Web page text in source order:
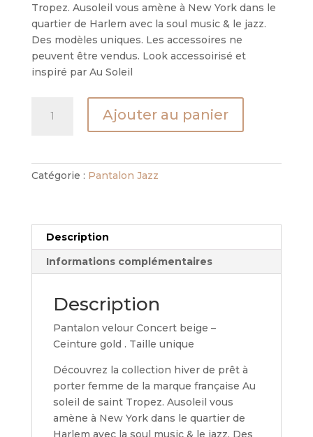
Tropez. Ausoleil vous amène à New York dans le
quartier de Harlem avec la soul music & le jazz.
Des modèles uniques. Les accessoires ne
peuvent être vendus. Look accessoirisé et
inspiré par Au Soleil
PANTALON
Ajouter au panier
Catégorie : Pantalon Jazz
Description
Informations complémentaires
Description
Pantalon velour Concert beige –
Ceinture gold . Taille unique
Découvrez la collection hiver de prêt à
porter femme de la marque française Au
soleil de saint Tropez. Ausoleil vous
amène à New York dans le quartier de
Harlem avec la soul music & le jazz. Des